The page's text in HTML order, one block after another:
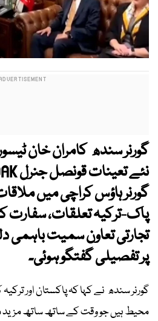
گورنر سندھ کامران خان
گورنر ہاؤس کراچی میں
پاک-ترکیہ تعلقات، سفارت
تجارتی تعاون سمیت باہمی
پر تفصیلی گفتگو ہوئی۔
گورنر سندھ نے کہا کہ پاکستان اور
محیط ہیں جو وقت کے ساتھ ساتھ مزید